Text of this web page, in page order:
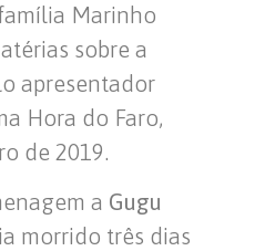
Marinho
sobre a
apresentador
Hora do Faro,
de 2019.
a Gugu
morrido três dias